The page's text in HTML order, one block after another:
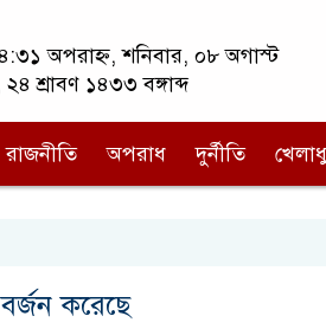
অপরাহ্ন, শনিবার, ০৮ অগাস্ট
শ্রাবণ ১৪৩৩ বঙ্গাব্দ
রাজনীতি অপরাধ দুর্নীতি
করেছে